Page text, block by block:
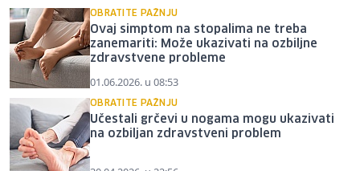
OBRATITE PAŽNJU
Ovaj simptom na stopalima ne treba
zanemariti: Može ukazivati na ozbiljne
zdravstvene probleme
01.06.2026. u 08:53
OBRATITE PAŽNJU
Učestali grčevi u nogama mogu ukazivati
na ozbiljan zdravstveni problem